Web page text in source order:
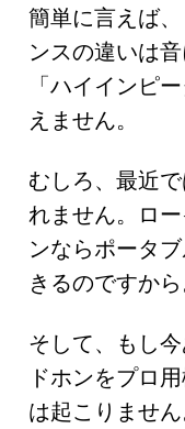
簡単に言えば
ンスの違いは
「ハイインピ
えません。
むしろ、最近
れません。ロ
ンならポータ
きるのですから
そして、もし
ドホンをプロ
は起こりません